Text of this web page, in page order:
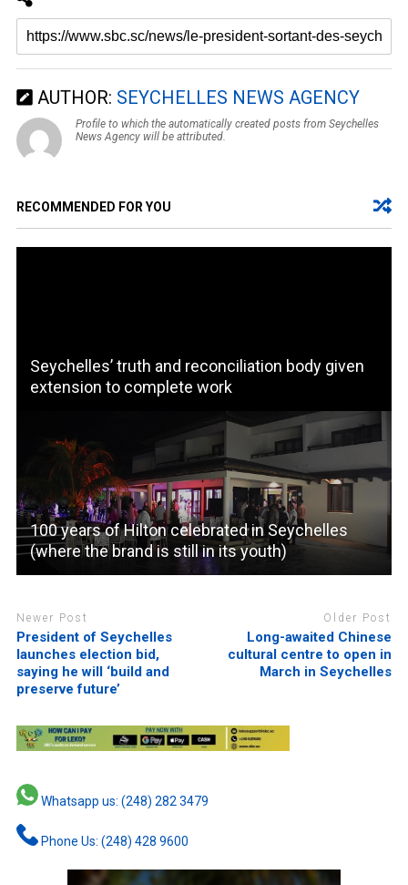
AUTHOR: SEYCHELLES NEWS AGENCY
Profile to which the automatically created posts from Seychelles
News Agency will be attributed.
RECOMMENDED FOR YOU
Seychelles’ truth and reconciliation body given
extension to complete work
100 years of Hilton celebrated in Seychelles
(where the brand is still in its youth)
Newer Post
President of Seychelles
launches election bid,
saying he will ‘build and
preserve future’
Older Post
Long-awaited Chinese
cultural centre to open in
March in Seychelles
Whatsapp us: (248) 282 3479
Phone Us: (248) 428 9600